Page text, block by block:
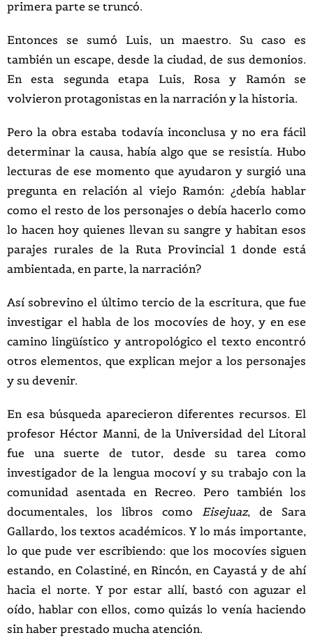
primera parte se truncó.
Entonces se sumó Luis, un maestro. Su caso es
también un escape, desde la ciudad, de sus demonios.
En esta segunda etapa Luis, Rosa y Ramón se
volvieron protagonistas en la narración y la historia.
Pero la obra estaba todavía inconclusa y no era fácil
determinar la causa, había algo que se resistía. Hubo
lecturas de ese momento que ayudaron y surgió una
pregunta en relación al viejo Ramón: ¿debía hablar
como el resto de los personajes o debía hacerlo como
lo hacen hoy quienes llevan su sangre y habitan esos
parajes rurales de la Ruta Provincial 1 donde está
ambientada, en parte, la narración?
Así sobrevino el último tercio de la escritura, que fue
investigar el habla de los mocovíes de hoy, y en ese
camino lingüístico y antropológico el texto encontró
otros elementos, que explican mejor a los personajes
y su devenir.
En esa búsqueda aparecieron diferentes recursos. El
profesor Héctor Manni, de la Universidad del Litoral
fue una suerte de tutor, desde su tarea como
investigador de la lengua mocoví y su trabajo con la
comunidad asentada en Recreo. Pero también los
documentales, los libros como Eisejuaz, de Sara
Gallardo, los textos académicos. Y lo más importante,
lo que pude ver escribiendo: que los mocovíes siguen
estando, en Colastiné, en Rincón, en Cayastá y de ahí
hacia el norte. Y por estar allí, bastó con aguzar el
oído, hablar con ellos, como quizás lo venía haciendo
sin haber prestado mucha atención.